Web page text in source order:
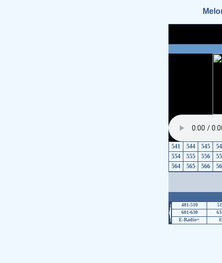
541 544 545
554
555 556
564
565 566
481-510
601-630
E-Radio+